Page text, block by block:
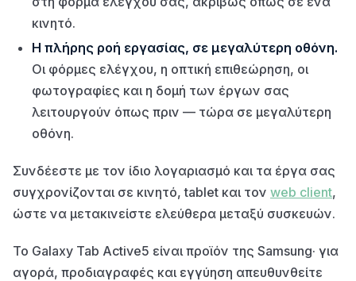
κινητό.
Η πλήρης ροή εργασίας, σε μεγαλύτερη οθόνη.
Οι φόρμες ελέγχου, η οπτική επιθεώρηση, οι
φωτογραφίες και η δομή των έργων σας
λειτουργούν όπως πριν — τώρα σε μεγαλύτερη
οθόνη.
Συνδέεστε με τον ίδιο λογαριασμό και τα έργα σας
συγχρονίζονται σε κινητό, tablet και τον web client,
ώστε να μετακινείστε ελεύθερα μεταξύ συσκευών.
Το Galaxy Tab Active5 είναι προϊόν της Samsung· για
αγορά, προδιαγραφές και εγγύηση απευθυνθείτε